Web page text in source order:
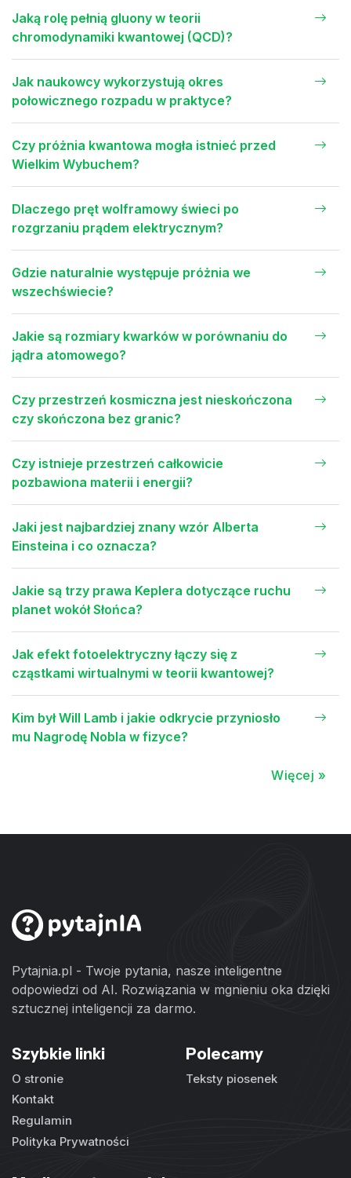
Jaką rolę pełnią gluony w teorii
chromodynamiki kwantowej (QCD)?
Jak naukowcy wykorzystują okres
połowicznego rozpadu w praktyce?
Czy próżnia kwantowa mogła istnieć przed
Wielkim Wybuchem?
Dlaczego pręt wolframowy świeci po
rozgrzaniu prądem elektrycznym?
Gdzie naturalnie występuje próżnia we
wszechświecie?
Jakie są rozmiary kwarków w porównaniu do
jądra atomowego?
Czy przestrzeń kosmiczna jest nieskończona
czy skończona bez granic?
Czy istnieje przestrzeń całkowicie
pozbawiona materii i energii?
Jaki jest najbardziej znany wzór Alberta
Einsteina i co oznacza?
Jakie są trzy prawa Keplera dotyczące ruchu
planet wokół Słońca?
Jak efekt fotoelektryczny łączy się z
cząstkami wirtualnymi w teorii kwantowej?
Kim był Will Lamb i jakie odkrycie przyniosło
mu Nagrodę Nobla w fizyce?
Więcej »
Pytajnia.pl - Twoje pytania, nasze inteligentne
odpowiedzi od AI. Rozwiązania w mgnieniu oka dzięki
sztucznej inteligencji za darmo.
Szybkie linki
O stronie
Kontakt
Regulamin
Polityka Prywatności
Polecamy
Teksty piosenek